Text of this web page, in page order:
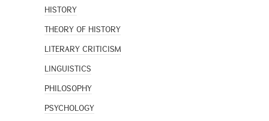
HISTORY
THEORY OF HISTORY
LITERARY CRITICISM
LINGUISTICS
PHILOSOPHY
PSYCHOLOGY